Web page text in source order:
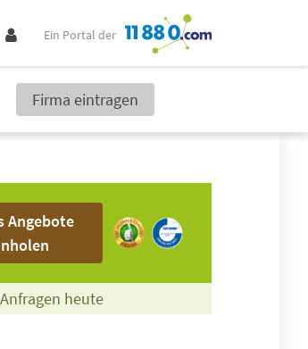
Ein Portal der
Firma eintragen
Angebote
heute